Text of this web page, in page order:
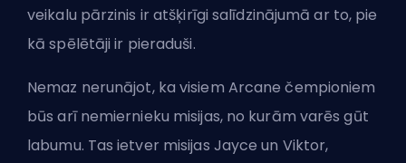
veikalu pārzinis ir atšķirīgi salīdzinājumā ar to, pie
kā spēlētāji ir pieraduši.
Nemaz nerunājot, ka visiem Arcane čempioniem
būs arī nemiernieku misijas, no kurām varēs gūt
labumu. Tas ietver misijas Jayce un Viktor,